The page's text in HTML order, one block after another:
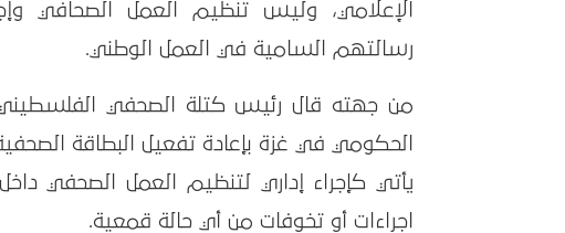
الإعلامي، وليس تنظيم العمل الصحافي
رسالتهم السامية في العمل الوطني.
من جهته قال رئيس كتلة الصحفي الفلسطيني
الحكومي في غزة بإعادة تفعيل البطاقة
يأتي كإجراء إداري لتنظيم العمل الصحفي
اجراءات أو تخوفات من أي حالة قمعية.